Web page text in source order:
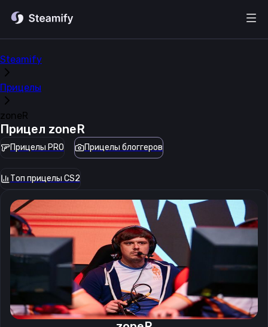
Steamify
Прицелы
zoneR
Прицел zoneR
Прицелы PRO Прицелы блоггеров
Топ прицелы CS2